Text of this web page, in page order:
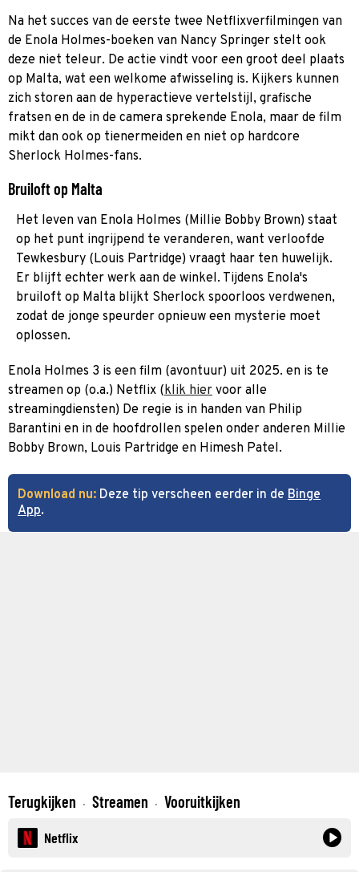
Na het succes van de eerste twee Netflixverfilmingen van
de Enola Holmes-boeken van Nancy Springer stelt ook
deze niet teleur. De actie vindt voor een groot deel plaats
op Malta, wat een welkome afwisseling is. Kijkers kunnen
zich storen aan de hyperactieve vertelstijl, grafische
fratsen en de in de camera sprekende Enola, maar de film
mikt dan ook op tienermeiden en niet op hardcore
Sherlock Holmes-fans.
Bruiloft op Malta
Het leven van Enola Holmes (Millie Bobby Brown) staat
op het punt ingrijpend te veranderen, want verloofde
Tewkesbury (Louis Partridge) vraagt haar ten huwelijk.
Er blijft echter werk aan de winkel. Tijdens Enola's
bruiloft op Malta blijkt Sherlock spoorloos verdwenen,
zodat de jonge speurder opnieuw een mysterie moet
oplossen.
Enola Holmes 3 is een film (avontuur) uit 2025. en is te
streamen op (o.a.) Netflix (klik hier voor alle
streamingdiensten) De regie is in handen van Philip
Barantini en in de hoofdrollen spelen onder anderen Millie
Bobby Brown, Louis Partridge en Himesh Patel.
Download nu: Deze tip verscheen eerder in de Binge
App.
Terugkijken · Streamen · Vooruitkijken
Netflix